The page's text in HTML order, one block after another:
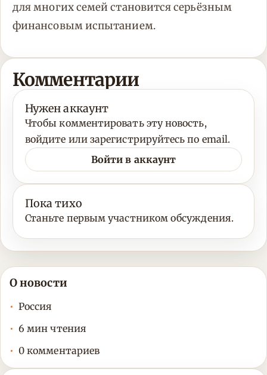
для многих семей становится серьёзным
финансовым испытанием.
Комментарии
Нужен аккаунт
Чтобы комментировать эту новость,
войдите или зарегистрируйтесь по email.
Войти в аккаунт
Пока тихо
Станьте первым участником обсуждения.
О новости
Россия
6 мин чтения
0 комментариев